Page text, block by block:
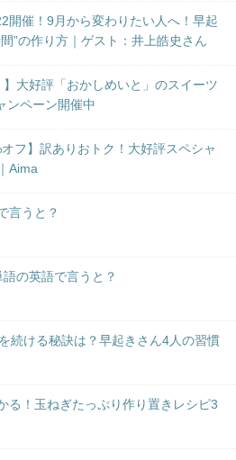
開催！9月から変わりたい人へ！早起
”の作り方｜ゲスト：井上皓史さん
】大好評「おかしめいと」のスイーツ
ンペーン開催中
オフ】訳ありおトク！大好評スペシャ
Aima
言うと？
語の英語で言うと？
続ける秘訣は？早起きさん4人の習慣
る！玉ねぎたっぷり作り置きレシピ3